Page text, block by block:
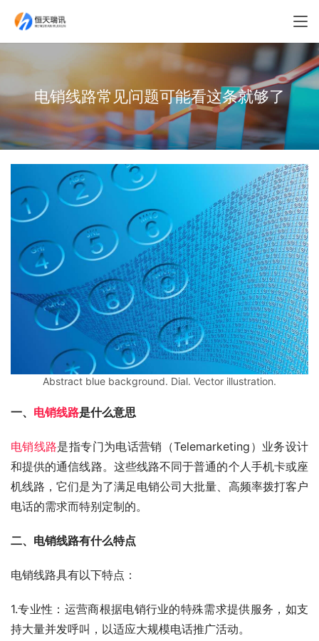
电销线路常见问题可能看这条就够了
Abstract blue background. Dial. Vector illustration.
一、 电销线路是什么意思
电销线路是指专门为电话营销（Telemarketing）业务设计
和提供的通信线路。这些线路不同于普通的个人手机卡或座
机线路，它们是为了满足电销公司大批量、高频率拨打客户
电话的需求而特别定制的。
二、电销线路有什么特点
电销线路具有以下特点：
1.专业性：运营商根据电销行业的特殊需求提供服务，如支
持大量并发呼叫，以适应大规模电话推广活动。